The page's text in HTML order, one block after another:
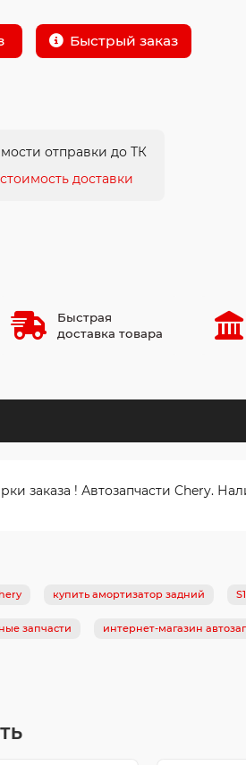
Быстрый заказ
отправки до ТК
доставки
Быстрая
доставка товара
! Автозапчасти Chery.
купить амортизатор задний
запчасти интернет-магазин